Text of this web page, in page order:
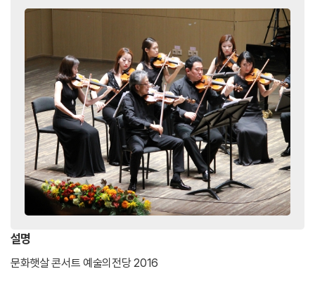
주요 작품 및 예술활동
1980
서울바로크합주단 재창단 연주회(국립중앙극
장)
1993
서울바로크합주단&amp;성 페테르스부르크
챔버오케스트라 합동공연(서울 외)
1995
서울바로크합주단 창단 30주년 기념 음악회
(예술의 전당)
1999
서울바로크합주단 파리 UNESCO '평화의 제
전'음악회 참가(파리 유네스코회관)
기연주회(예술의 전당)
설명
문화햇살 콘서트 예술의전당 2016